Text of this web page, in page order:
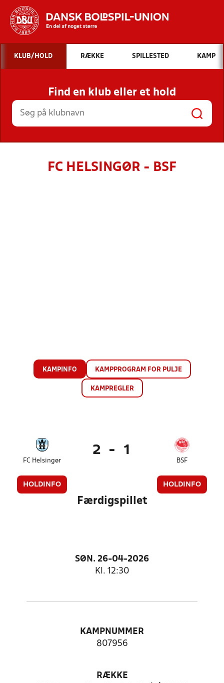
Hvad vil du søge efter?
INDHOLD OG NYHEDER
STILLINGER, RESULTATER, KLUBBER OG
HOLD
KLUB/HOLD RÆKKE SPILLESTED KAMP
Find en klub eller et hold
FC HELSINGØR - BSF
KAMPINFO KAMPPROGRAM FOR PULJE
KAMPREGLER
FC Helsingør
HOLDINFO
2 - 1
BSF
HOLDINFO
Færdigspillet
SØN. 26-04-2026
Kl. 12:30
KAMPNUMMER
807956
RÆKKE